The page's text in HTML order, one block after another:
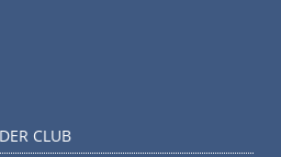
DER CLUB